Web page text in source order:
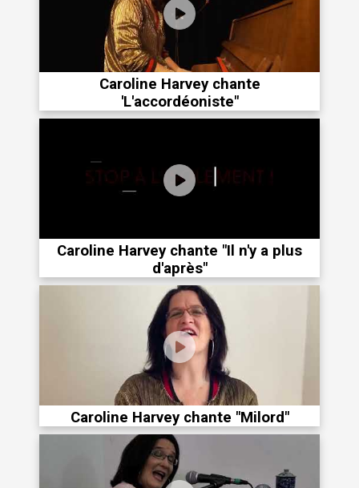
Caroline Harvey chante
'L'accordéoniste"
Caroline Harvey chante "Il n'y a plus
d'après"
Caroline Harvey chante "Milord"